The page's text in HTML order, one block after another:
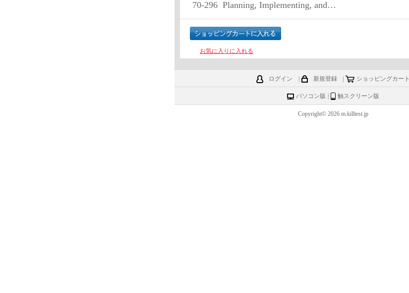
70-296 Planning, Implementing, and Maintaining a Microsoft Windows Server 2003 Environment
お気に入りに入れる
ログイン 新規登録 ショッピングカート
パソコン版 触スクリーン版
Copyright© 2026 m.killtest.jp